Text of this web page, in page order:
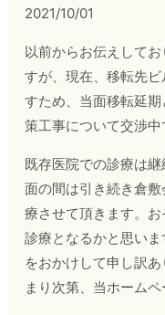
2021/10/01
以前からお伝えして
すが、現在、移転先
すため、当面移転延
策工事について交渉中
既存医院での診療は
面の間は引き続き倉
療させて頂きます。
診療となるかと思い
をおかけして申し訳
まり次第、当ホーム